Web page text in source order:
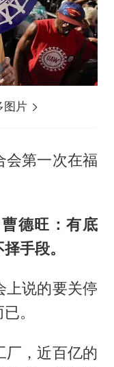
图片
会第一次在福
德旺：有底
手段。
上说的要关停
。
厂，近百亿的